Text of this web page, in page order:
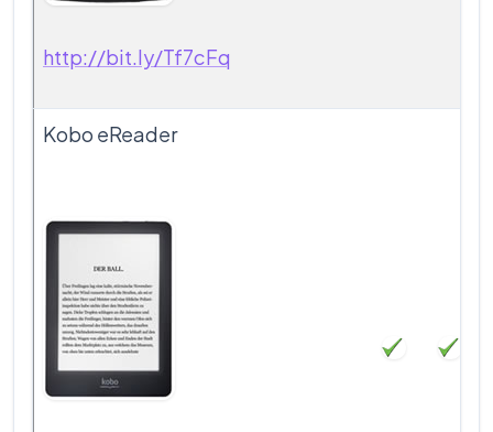
http://bit.ly/Tf7cFq
Kobo eReader